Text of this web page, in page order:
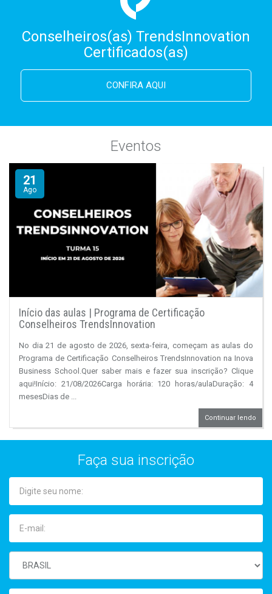
Conselheiros(as) TrendsInnovation
Certificados(as)
CONFIRA AQUI
Eventos
21
Ago
Início das aulas | Programa de Certificação
Conselheiros TrendsInnovation
No dia 21 de agosto de 2026, sexta-feira, começam as aulas do
Programa de Certificação Conselheiros TrendsInnovation na Inova
Business School.Quer saber mais e fazer sua inscrição? Clique
aqui!Início: 21/08/2026Carga horária: 120 horas/aulaDuração: 4
mesesDias de ...
Continuar lendo
Faça sua inscrição